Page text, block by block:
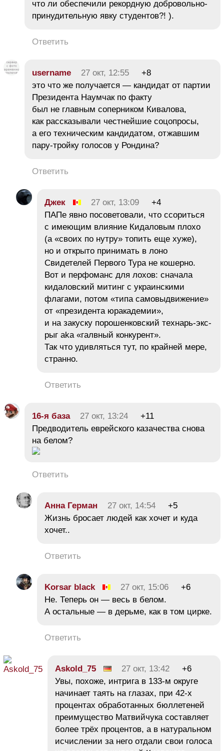
что ли обеспечили рекордную добровольно-
принудительную явку студентов?! ).
Ответить
username 27 окт, 12:55
+8
это что же получается — кандидат от партии
Президента Наумчак по факту
был не главным соперником Кивалова,
как рассказывали честнейшие соцопросы,
а его техническим кандидатом, отжавшим
пару-тройку голосов у Рондина?
Ответить
Джек 27 окт, 13:09
+4
ПАПе явно посоветовали, что ссориться
с имеющим влияние Кидаловым плохо
(а «своих по нутру» топить еще хуже),
но и открыто принимать в лоно
Свидетелей Первого Тура не кошерно.
Вот и перфоманс для лохов: сначала
кидаловский митинг с украинскими
флагами, потом «типа самовыдвижение»
от «президента юракадемии»,
и на закуску порошенковский технарь-экс-
рыг aka «галвный конкурент».
Так что удивляться тут, по крайней мере,
странно.
Ответить
16-я база 27 окт, 13:24
+11
Предводитель еврейского казачества снова
на белом?
Ответить
Анна Герман 27 окт, 14:54
+5
Жизнь бросает людей как хочет и куда
хочет..
Ответить
Korsar black 27 окт, 15:06
+6
Не. Теперь он — весь в белом.
А остальные — в дерьме, как в том цирке.
Ответить
Askold_75 27 окт, 13:42
+6
Увы, похоже, интрига в 133-м округе
начинает таять на глазах, при 42-х
процентах обработанных бюллетеней
преимущество Матвийчука составляет
более трёх процентов, а в натуральном
исчислении за него отдали свои голоса